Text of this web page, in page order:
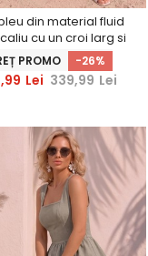
din material fluid
cu un croi larg si
imprimeu floral
PROMO -26%
Lei 339,99 Lei